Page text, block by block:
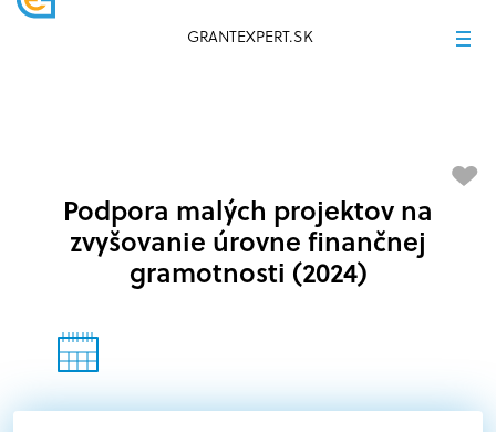
GRANTEXPERT.SK
Podpora malých projektov na
zvyšovanie úrovne finančnej
gramotnosti (2024)